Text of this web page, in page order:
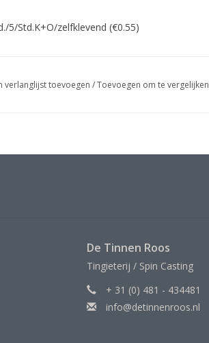
Std.K+O/zelfklevend (€0.55)
verlanglijst toevoegen /Toevoegen om te vergelijken
De Tinnen Roos
Tingieterij / Spin Casting
+ 31 (0) 481 - 434481
info@detinnenroos.nl